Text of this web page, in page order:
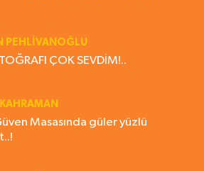
PEHLİVANOĞLU
ÇOK SEVDİM!..
Masasında güler yüzlü